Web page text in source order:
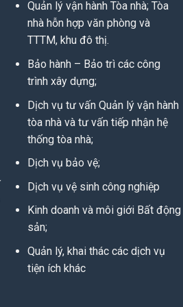
Quản lý vận hành Tòa nhà; Tòa
nhà hỗn hợp văn phòng và
TTTM, khu đô thị.
Bảo hành – Bảo trì các công
trình xây dựng;
Dịch vụ tư vấn Quản lý vận hành
tòa nhà và tư vấn tiếp nhận hệ
thống tòa nhà;
Dịch vụ bảo vệ;
Dịch vụ vệ sinh công nghiệp
Kinh doanh và môi giới Bất động
sản;
Quản lý, khai thác các dịch vụ
tiện ích khác